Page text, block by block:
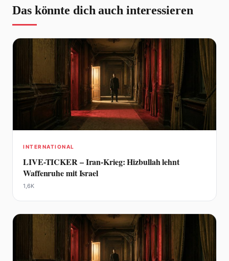
Das könnte dich auch interessieren
INTERNATIONAL
LIVE-TICKER – Iran-Krieg: Hizbullah lehnt
Waffenruhe mit Israel
1,6K